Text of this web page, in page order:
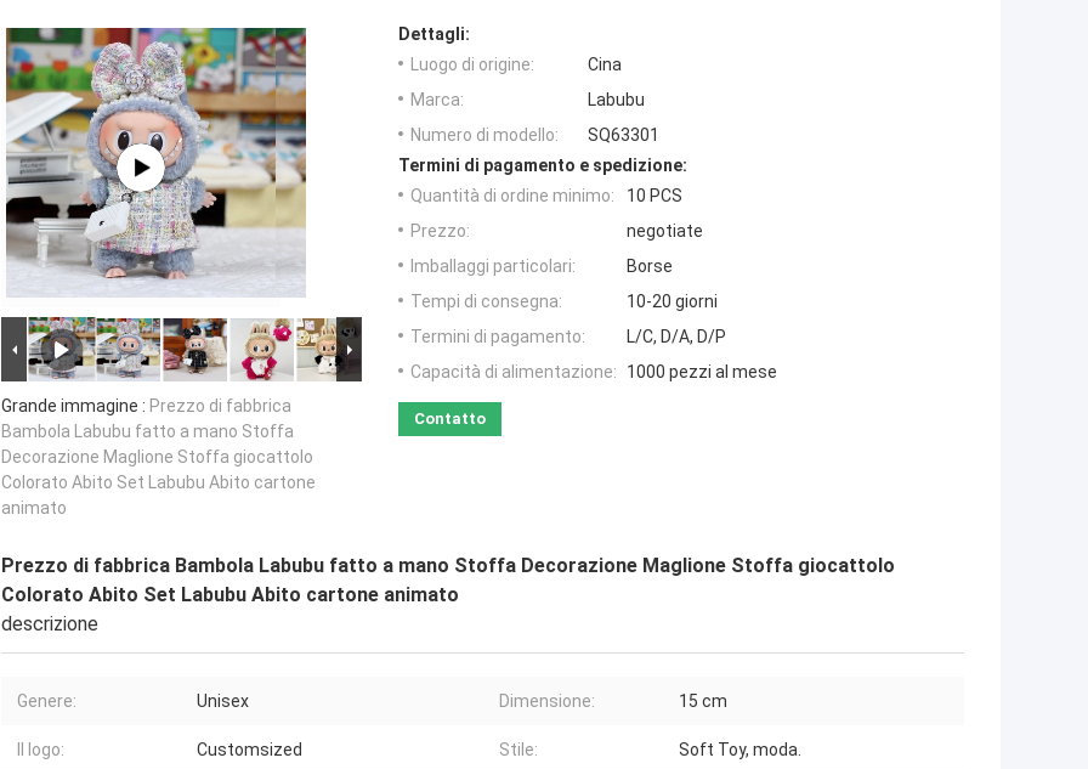
Grande immagine : Prezzo di fabbrica
Bambola Labubu fatto a mano Stoffa
Decorazione Maglione Stoffa giocattolo
Colorato Abito Set Labubu Abito cartone
animato
Dettagli:
Luogo di origine:
Cina
Marca:
Labubu
Numero di modello:
SQ63301
Termini di pagamento e spedizione:
Quantità di ordine minimo:
10 PCS
Prezzo:
negotiate
Imballaggi particolari:
Borse
Tempi di consegna:
10-20 giorni
Termini di pagamento:
L/C, D/A, D/P
Capacità di alimentazione:
1000 pezzi al mese
Contatto
Prezzo di fabbrica Bambola Labubu fatto a mano Stoffa Decorazione Maglione Stoffa giocattolo
Colorato Abito Set Labubu Abito cartone animato
descrizione
Genere: Unisex Dimensione: 15 cm
Il logo: Customsized Stile: Soft Toy, moda.